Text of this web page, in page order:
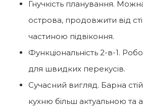
Гнучкість планування.
острова, продовжити від
частиною підвіконня.
Функціональність 2-в-1.
для швидких перекусів.
Сучасний вигляд. Барна
кухню більш актуальною та